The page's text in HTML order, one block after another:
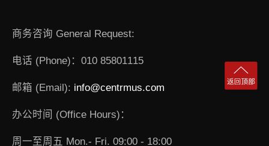
商务咨询 General Request:
电话 (Phone)：010 85801115
邮箱 (Email): info@centrmus.com
办公时间 (Office Hours)：
周一至周五 Mon.- Fri. 09:00 - 18:00